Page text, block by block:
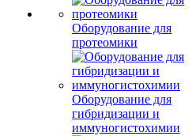
Оборудование для
протеомики
Оборудование для
гибридизации и
иммуногистохимии